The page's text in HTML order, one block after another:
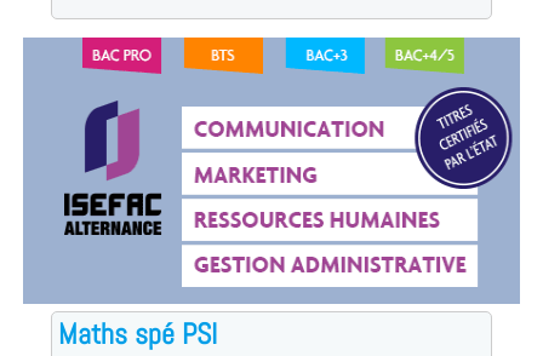
Maths spé PSI